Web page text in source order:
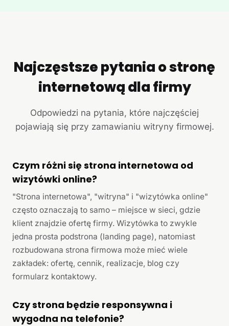
Najczęstsze pytania o stronę
internetową dla firmy
Odpowiedzi na pytania, które najczęściej
pojawiają się przy zamawianiu witryny firmowej.
Czym różni się strona internetowa od
wizytówki online?
"Strona internetowa", "witryna" i "wizytówka online"
często oznaczają to samo – miejsce w sieci, gdzie
klient znajdzie ofertę firmy. Wizytówka to zwykle
jedna prosta podstrona (landing page), natomiast
rozbudowana strona firmowa może mieć wiele
zakładek: ofertę, cennik, realizacje, blog czy
formularz kontaktowy.
Czy strona będzie responsywna i
wygodna na telefonie?